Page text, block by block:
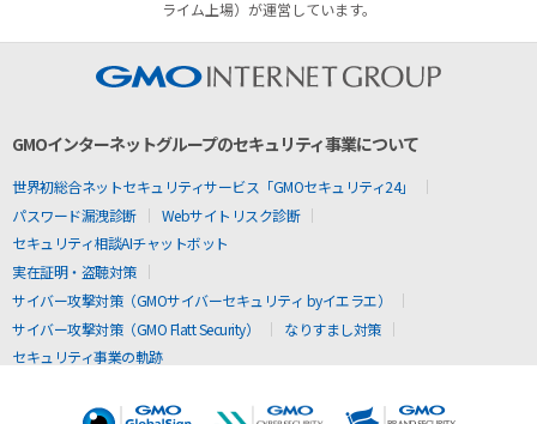
ライム上場）が運営しています。
GMOインターネットグループのセキュリティ事業について
世界初総合ネットセキュリティサービス「GMOセキュリティ24」
パスワード漏洩診断
Webサイトリスク診断
セキュリティ相談AIチャットボット
実在証明・盗聴対策
サイバー攻撃対策（GMOサイバーセキュリティ byイエラエ）
サイバー攻撃対策（GMO Flatt Security）
なりすまし対策
セキュリティ事業の軌跡